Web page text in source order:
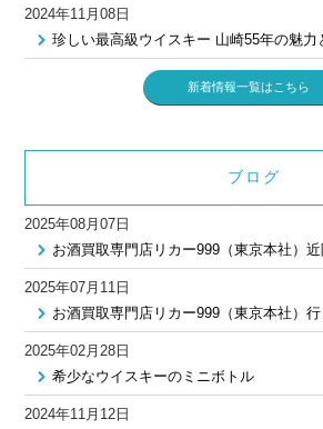
2024年11月08日
珍しい最高級ウイスキー 山崎55年の魅力
新着情報一覧はこちら
ブログ
2025年08月07日
お酒買取専門店リカー999（東京本社）
2025年07月11日
お酒買取専門店リカー999（東京本社）
2025年02月28日
希少なウイスキーのミニボトル
2024年11月12日